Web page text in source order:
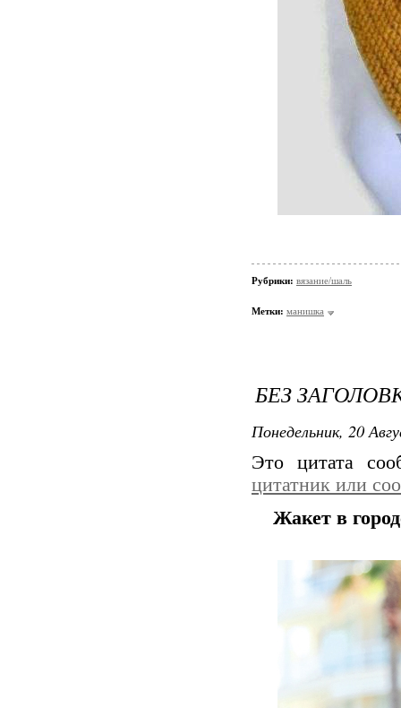
Рубрики: вязание/шаль
Метки: манишка
БЕЗ
Понедельник, 20
Это цитата
цитатник или
Жакет в